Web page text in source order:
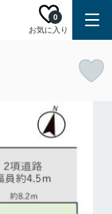
お気に入り
0